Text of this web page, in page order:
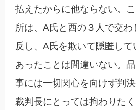
払えたからに他ならない。
所は、A氏と西の３人で交わ
反し、A氏を欺いて隠匿し
あったことは間違いない。
事には一切関心を向けず判
裁判長にとっては拘わりた